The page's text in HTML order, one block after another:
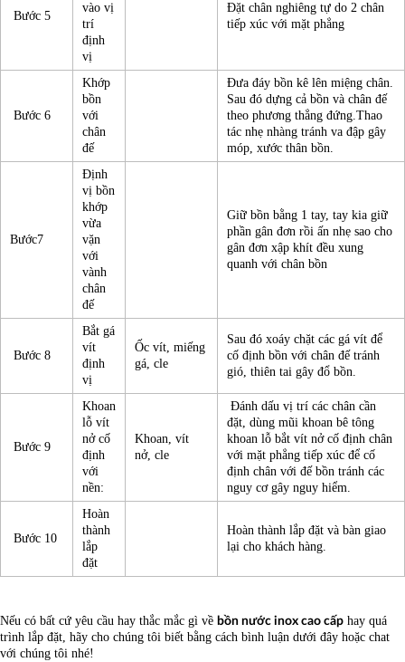
Bước 5
vào vị
trí
định
vị
Đặt chân nghiêng tự do 2 chân
tiếp xúc với mặt phẳng
Bước 6
Khớp
bồn
với
chân
đế
Đưa đáy bồn kê lên miệng chân.
Sau đó dựng cả bồn và chân đế
theo phương thẳng đứng.Thao
tác nhẹ nhàng tránh va đập gây
móp, xước thân bồn.
Bước7
Định
vị bồn
khớp
vừa
vặn
với
vành
chân
đế
Giữ bồn bằng 1 tay, tay kia giữ
phần gân đơn rồi ấn nhẹ sao cho
gân đơn xập khít đều xung
quanh với chân bồn
Bước 8
Bắt gá
vít
định
vị
Ốc vít, miếng
gá, cle
Sau đó xoáy chặt các gá vít để
cố định bồn với chân đế tránh
gió, thiên tai gây đổ bồn.
Bước 9
Khoan
lỗ vít
nở cố
định
với
nền:
Khoan, vít
nở, cle
Đánh dấu vị trí các chân cần
đặt, dùng mũi khoan bê tông
khoan lỗ bắt vít nở cố định chân
với mặt phẳng tiếp xúc để cố
định chân với đế bồn tránh các
nguy cơ gây nguy hiểm.
Bước 10
Hoàn
thành
lắp
đặt
Hoàn thành lắp đặt và bàn giao
lại cho khách hàng.
Nếu có bất cứ yêu cầu hay thắc mắc gì về bồn nước inox cao cấp hay quá
trình lắp đặt, hãy cho chúng tôi biết bằng cách bình luận dưới đây hoặc chat
với chúng tôi nhé!